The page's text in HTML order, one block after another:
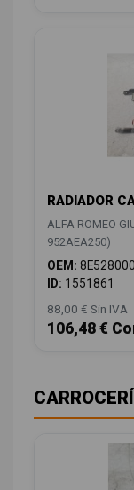
RADIADOR
ALFA ROMEO
952AEA250)
OEM:
ID: 1551861
88,00 € Sin IVA
106,48 €